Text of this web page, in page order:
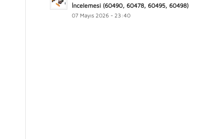
İncelemesi (60490, 60478, 60495, 60498)
07 Mayıs 2026 - 23:40